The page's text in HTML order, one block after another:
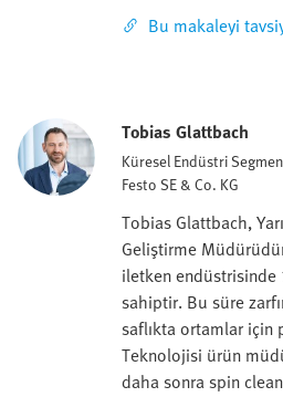
Bu makaleyi
Tobias Glattbach
Küresel Endüstri
Festo SE & Co. KG
Tobias Glattbach,
Geliştirme
iletken endüstrisinde
sahiptir. Bu süre
saflıkta ortamlar için
Teknolojisi ürün
daha sonra spin